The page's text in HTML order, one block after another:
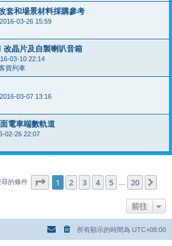
套和場景材料採購參考
2016-03-26 15:59
晶片及自製喇叭音箱
03-10 22:14
貨列車
2016-03-07 13:16
電車端數軌道
02-26 22:07
的條件 第 1 頁 (共20 頁)
1 2 3 4 5 20
前往
所有顯示的時間為 UTC+08:00